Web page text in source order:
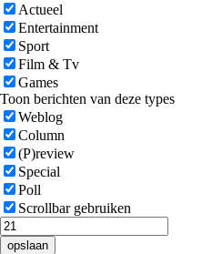
Actueel
Entertainment
Sport
Film & Tv
Games
Toon berichten van deze types
Weblog
Column
(P)review
Special
Poll
Scrollbar gebruiken
opslaan